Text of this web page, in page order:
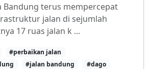
Bandung terus mempercepat
jalan di sejumlah
17 ruas jalan k ...
#perbaikan jalan
#jalan bandung
#dago